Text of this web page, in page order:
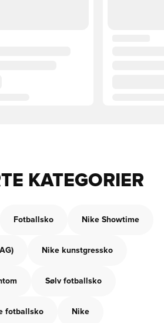
KATEGORIER
Fotballsko Nike Showtime
Nike kunstgressko
Sølv fotballsko
fotballsko Nike